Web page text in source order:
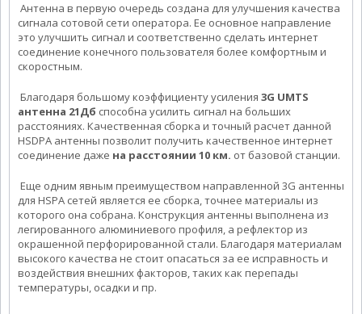
Антенна в первую очередь создана для улучшения качества
сигнала сотовой сети оператора. Ее основное направление
это улучшить сигнал и соответственно сделать интернет
соединение конечного пользователя более комфортным и
скоростным.
Благодаря большому коэффициенту усиления 3G UMTS
антенна 21Дб способна усилить сигнал на больших
расстояниях. Качественная сборка и точный расчет данной
HSDPA антенны позволит получить качественное интернет
соединение даже на расстоянии 10 км. от базовой станции.
Еще одним явным преимуществом направленной 3G антенны
для HSPA сетей является ее сборка, точнее материалы из
которого она собрана. Конструкция антенны выполнена из
легированного алюминиевого профиля, а рефлектор из
окрашенной перфорированной стали. Благодаря материалам
высокого качества не стоит опасаться за ее исправность и
воздействия внешних факторов, таких как перепады
температуры, осадки и пр.